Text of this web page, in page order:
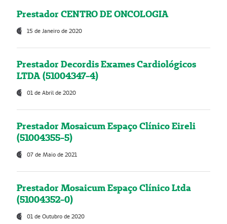
Prestador CENTRO DE ONCOLOGIA
15 de Janeiro de 2020
Prestador Decordis Exames Cardiológicos
LTDA (51004347-4)
01 de Abril de 2020
Prestador Mosaicum Espaço Clínico Eireli
(51004355-5)
07 de Maio de 2021
Prestador Mosaicum Espaço Clínico Ltda
(51004352-0)
01 de Outubro de 2020